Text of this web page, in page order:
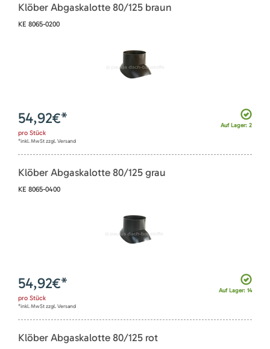
Klöber Abgaskalotte 80/125 braun
KE 8065-0200
Auf Lager: 2
54,92€*
pro Stück
*inkl. MwSt zzgl. Versand
Klöber Abgaskalotte 80/125 grau
KE 8065-0400
Auf Lager: 14
54,92€*
pro Stück
*inkl. MwSt zzgl. Versand
Klöber Abgaskalotte 80/125 rot